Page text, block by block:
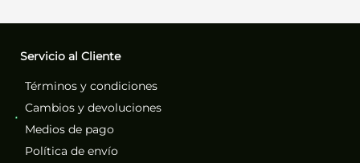
Servicio al Cliente
Términos y condiciones
Cambios y devoluciones
Medios de pago
Política de envío